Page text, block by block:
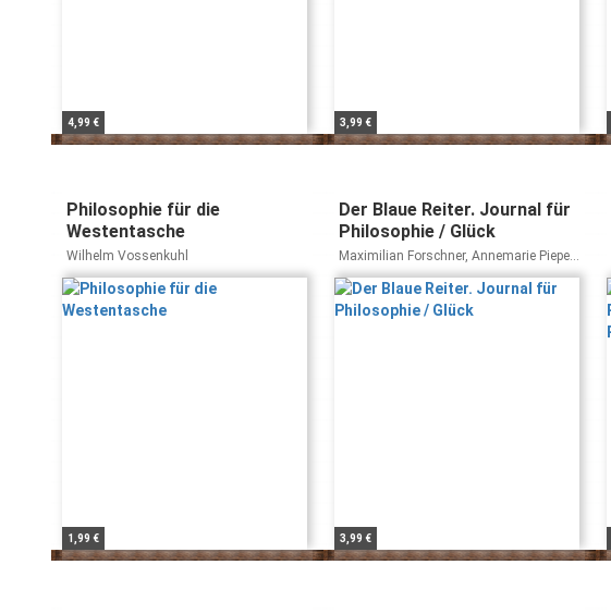
4,99 € 3,99 €
Philosophie für die
Westentasche
Wilhelm Vossenkuhl
1,99 €
Der Blaue Reiter. Journal für
Philosophie / Glück
Maximilian Forschner, Annemarie Pieper,
Günther Bien
3,99 €